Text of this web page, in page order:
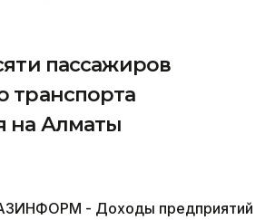
пассажиров
транспорта
на Алматы
- Доходы предприятий